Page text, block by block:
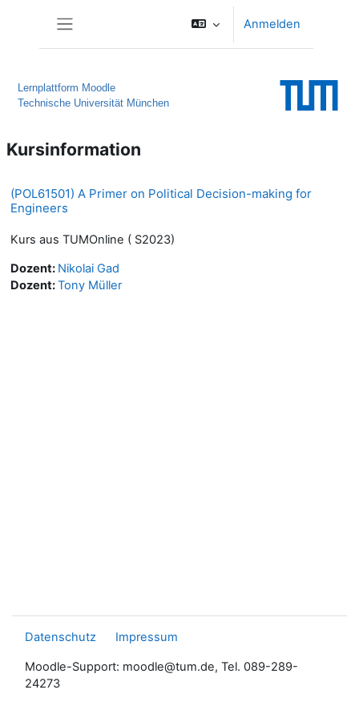
Anmelden
Lernplattform Moodle
Technische Universität München
Kursinformation
(POL61501) A Primer on Political Decision-making for
Engineers
Kurs aus TUMOnline ( S2023)
Dozent: Nikolai Gad
Dozent:Tony Müller
Datenschutz Impressum
Moodle-Support: moodle@tum.de, Tel. 089-289-
24273